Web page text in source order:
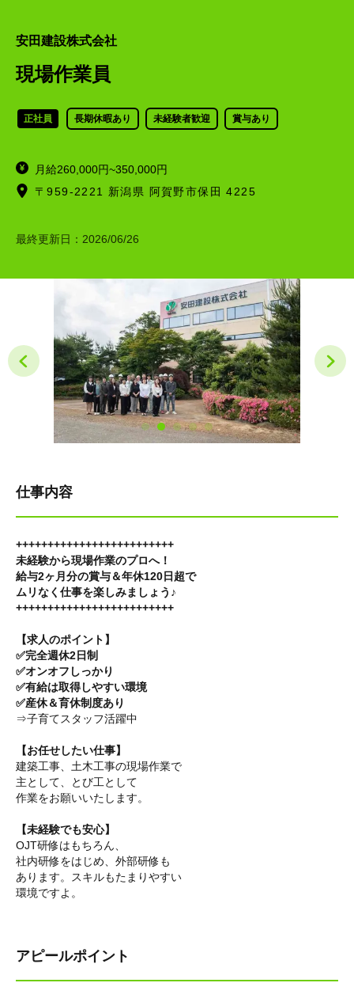
安田建設株式会社
現場作業員
正社員 長期休暇あり 未経験者歓迎 賞与あり
月給260,000円~350,000円
〒959-2221 新潟県 阿賀野市保田 4225
最終更新日： 2026/06/26
仕事内容
+++++++++++++++++++++++++
未経験から現場作業のプロへ！
給与2ヶ月分の賞与＆年休120日超で
ムリなく仕事を楽しみましょう♪
+++++++++++++++++++++++++
【求人のポイント】
✅完全週休2日制
✅オンオフしっかり
✅有給は取得しやすい環境
✅産休＆育休制度あり
⇒子育てスタッフ活躍中
【お任せしたい仕事】
建築工事、土木工事の現場作業で
主として、とび工として
作業をお願いいたします。
【未経験でも安心】
OJT研修はもちろん、
社内研修をはじめ、外部研修も
あります。スキルもたまりやすい
環境ですよ。
アピールポイント